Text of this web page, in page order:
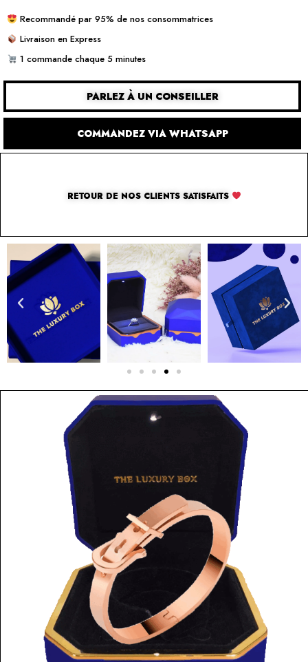
Recommandé par 95% de nos consommatrices
Livraison en Express
1 commande chaque 5 minutes
PARLEZ À UN CONSEILLER
COMMANDEZ VIA WHATSAPP
RETOUR DE NOS CLIENTS SATISFAITS